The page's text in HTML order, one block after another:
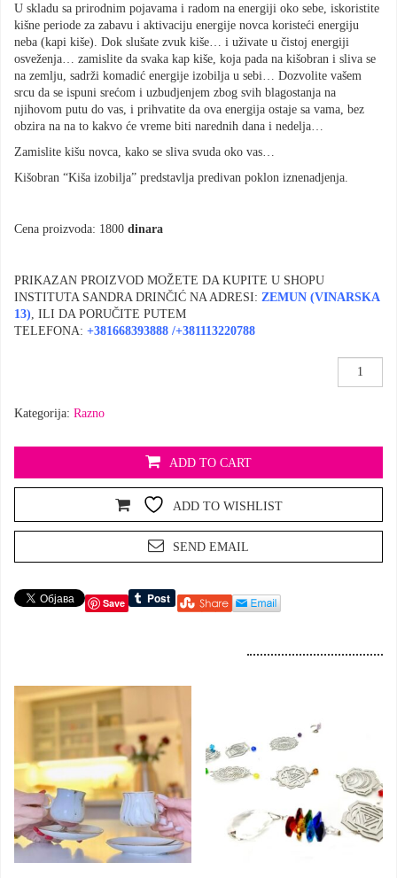
U skladu sa prirodnim pojavama i radom na energiji oko sebe, iskoristite
kišne periode za zabavu i aktivaciju energije novca koristeći energiju
neba (kapi kiše). Dok slušate zvuk kiše… i uživate u čistoj energiji
osveženja… zamislite da svaka kap kiše, koja pada na kišobran i sliva se
na zemlju, sadrži komadić energije izobilja u sebi… Dozvolite vašem
srcu da se ispuni srećom i uzbudjenjem zbog svih blagostanja na
njihovom putu do vas, i prihvatite da ova energija ostaje sa vama, bez
obzira na na to kakvo će vreme biti narednih dana i nedelja…
Zamislite kišu novca, kako se sliva svuda oko vas…
Kišobran “Kiša izobilja” predstavlja predivan poklon iznenadjenja.
Cena proizvoda: 1800 dinara
PRIKAZAN PROIZVOD MOŽETE DA KUPITE U SHOPU
INSTITUTA SANDRA DRINČIĆ NA ADRESI: ZEMUN (VINARSKA
13) , ILI DA PORUČITE PUTEM
TELEFONA: +381668393888 /+381113220788
Kišobran
Kategorija: Razno
ADD TO CART
ADD TO WISHLIST
SEND EMAIL
Save
Dodaj u korpu